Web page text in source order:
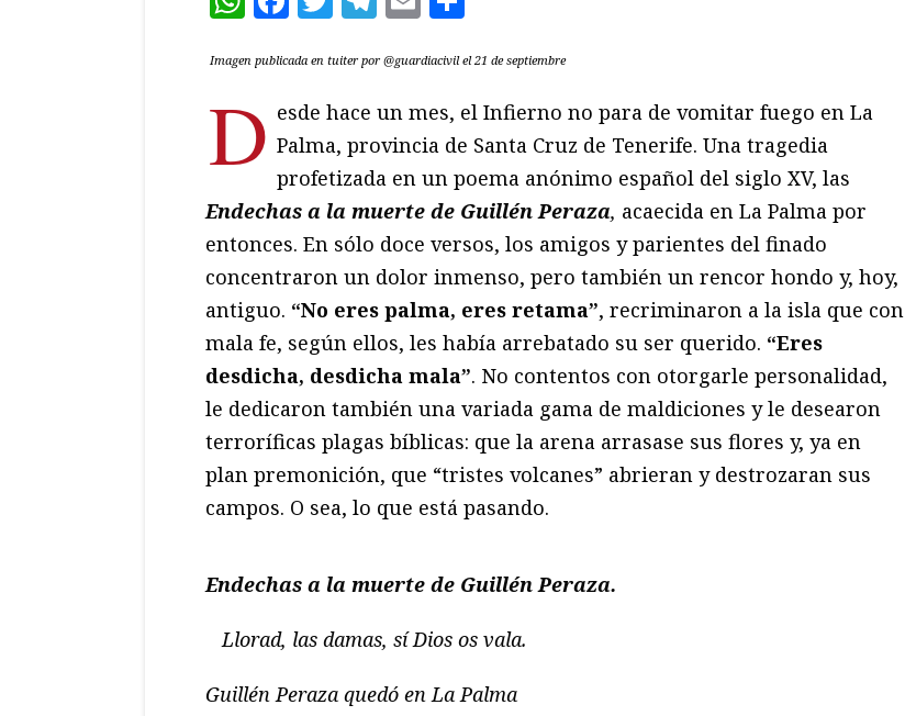
Imagen publicada en tuiter por @guardiacivil el 21 de septiembre
D esde hace un mes, el Infierno no para de vomitar fuego en La
Palma, provincia de Santa Cruz de Tenerife. Una tragedia
profetizada en un poema anónimo español del siglo XV, las
Endechas a la muerte de Guillén Peraza, acaecida en La Palma por
entonces. En sólo doce versos, los amigos y parientes del finado
concentraron un dolor inmenso, pero también un rencor hondo y, hoy,
antiguo. “No eres palma, eres retama”, recriminaron a la isla que con
mala fe, según ellos, les había arrebatado su ser querido. “Eres
desdicha, desdicha mala”. No contentos con otorgarle personalidad,
le dedicaron también una variada gama de maldiciones y le desearon
terroríficas plagas bíblicas: que la arena arrasase sus flores y, ya en
plan premonición, que “tristes volcanes” abrieran y destrozaran sus
campos. O sea, lo que está pasando.
Endechas a la muerte de Guillén Peraza.
Llorad, las damas, sí Dios os vala.
Guillén Peraza quedó en La Palma